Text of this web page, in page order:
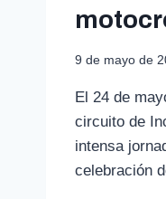
9 de mayo de
El 24 de
circuito de
intensa
celebración